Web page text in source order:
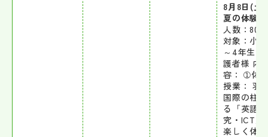
8月8日(土)
夏の体験会
人数：80組
対象：小
～4年生・
護者様 内
容： ➀体
授業： 羽
国際の柱
る「英語
究・ICT」
楽しく体